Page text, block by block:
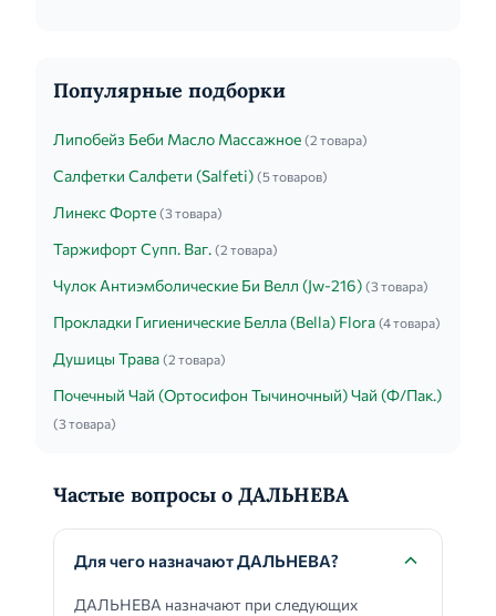
Популярные подборки
Липобейз Беби Масло Массажное (2 товара)
Салфетки Салфети (Salfeti) (5 товаров)
Линекс Форте (3 товара)
Таржифорт Супп. Ваг. (2 товара)
Чулок Антиэмболические Би Велл (Jw-216) (3 товара)
Прокладки Гигиенические Белла (Bella) Flora (4 товара)
Душицы Трава (2 товара)
Почечный Чай (Ортосифон Тычиночный) Чай (Ф/Пак.)
(3 товара)
Частые вопросы о ДАЛЬНЕВА
Для чего назначают ДАЛЬНЕВА?
ДАЛЬНЕВА назначают при следующих